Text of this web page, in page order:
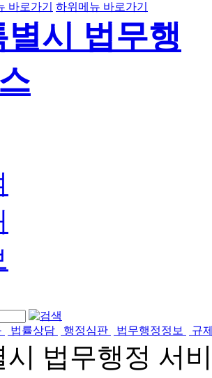
바로가기 하위메뉴 바로가기
법률상담 행정심판 법무행정정보 규
시 법무행정 서